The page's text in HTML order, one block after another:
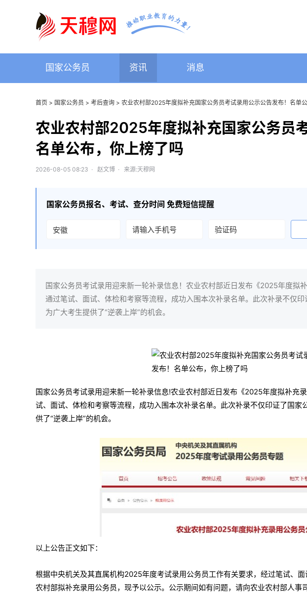
国家公务员 资讯 消息
首页 > 国家公务员 > 考后查询 > 农业农村部2025年度拟补充国家公务员考试录用公示公告发布！名单
农业农村部2025年度拟补充国家公务员
名单公布，你上榜了吗
2026-08-05 08:23 · 赵文博 · 来源:天穆网
国家公务员报名、考试、查分时间 免费短信提醒
国家公务员考试录用迎来新一轮补录信息！农业农村部近日发布《2025年度拟
通过笔试、面试、体检和考察等流程，成功入围本次补录名单。此次补录不仅
为广大考生提供了“逆袭上岸”的机会。
国家公务员考试录用迎来新一轮补录信息!农业农村部近日发布《2025年度拟补充
试、面试、体检和考察等流程，成功入围本次补录名单。此次补录不仅印证了国
供了“逆袭上岸”的机会。
以上公告正文如下：
根据中央机关及其直属机构2025年度考试录用公务员工作有关要求，经过笔试、
农村部拟补充录用公务员，现予以公示。公示期间如有问题，请向农业农村部人事